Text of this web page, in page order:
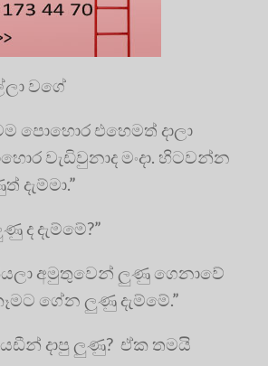
වගේ
පොහොර එහෙමත් දාලා
වැඩිවුනාද මංදා. හිටවන්න
දැම්මා.”
ද දැම්මේ?”
අමුතුවෙන් ලුණු ගෙනාවේ
ගේන ලුණු දැම්මේ.”
දාපු ලුණු? ඒක තමයි